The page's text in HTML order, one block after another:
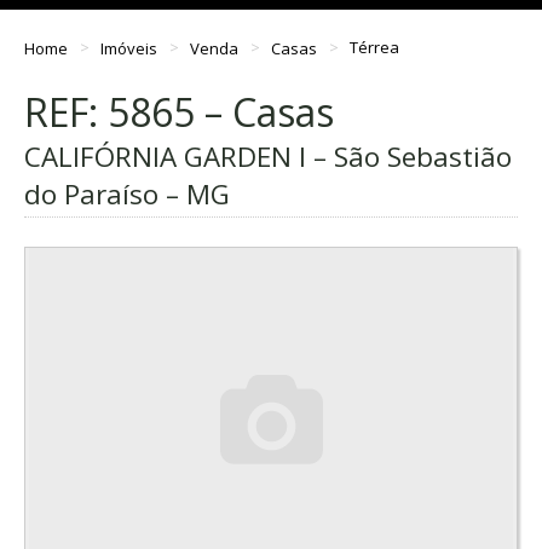
Home Imóveis Venda Casas Térrea
REF: 5865 – Casas
CALIFÓRNIA GARDEN I – São Sebastião
do Paraíso – MG